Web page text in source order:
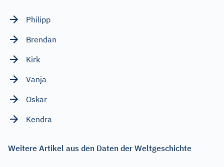
Philipp
Brendan
Kirk
Vanja
Oskar
Kendra
Weitere Artikel aus den Daten der Weltgeschichte